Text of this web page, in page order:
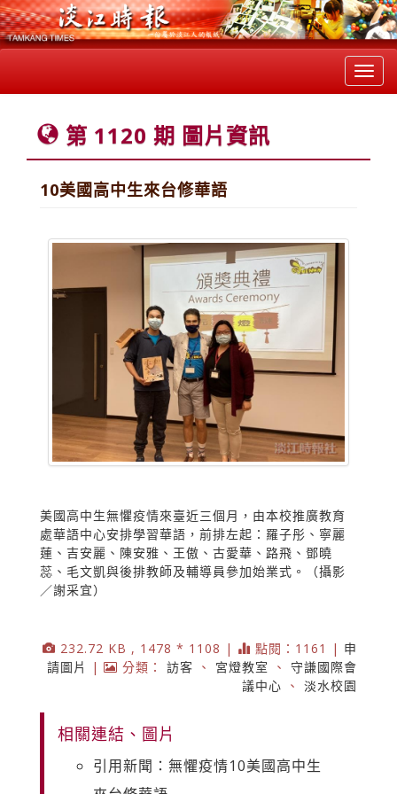
第 1120 期 圖片資訊
10美國高中生來台修華語
美國高中生無懼疫情來臺近三個月，由本校推廣教育
處華語中心安排學習華語，前排左起：羅子彤、寧麗
蓮、吉安麗、陳安雅、王傲、古愛華、路飛、鄧曉
蕊、毛文凱與後排教師及輔導員參加始業式。（攝影
／謝采宜）
232.72 KB , 1478 * 1108 | 點閱：1161 | 申
請圖片
| 分類： 訪客 、 宮燈教室 、 守謙國際會
議中心 、 淡水校園
相關連結、圖片
引用新聞：無懼疫情10美國高中生